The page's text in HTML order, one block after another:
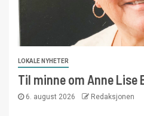
LOKALE NYHETER
Til minne om Anne Lise
6. august 2026 Redaksjonen